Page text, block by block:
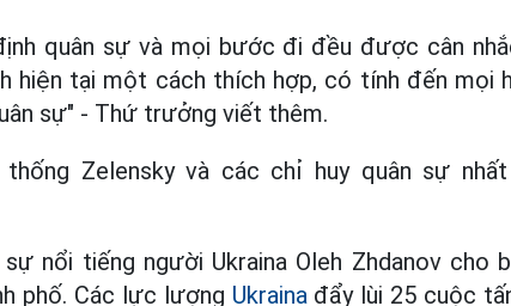
quân sự và mọi bước đi đều được cân
hiện tại một cách thích hợp, có tính đến mọi
sự" - Thứ trưởng viết thêm.
Zelensky và các chỉ huy quân sự
nổi tiếng người Ukraina Oleh Zhdanov cho
phố. Các lực lượng Ukrainađẩy lùi 25 cuộc